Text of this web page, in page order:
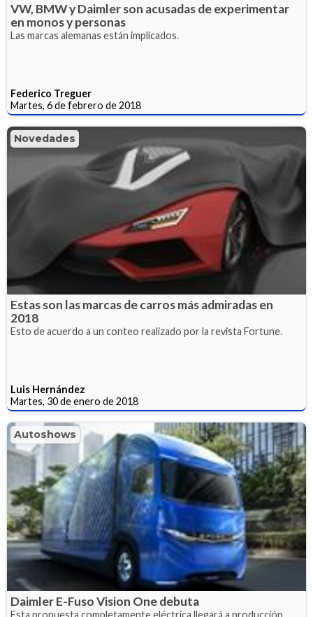
VW, BMW y Daimler son acusadas de experimentar
en monos y personas
Las marcas alemanas están implicados.
Federico Treguer
Martes, 6 de febrero de 2018
Novedades
Estas son las marcas de carros más admiradas en
2018
Esto de acuerdo a un conteo realizado por la revista Fortune.
Luis Hernández
Martes, 30 de enero de 2018
Autoshows
Daimler E-Fuso Vision One debuta
Esta propuesta completamente eléctrica llegará a producción